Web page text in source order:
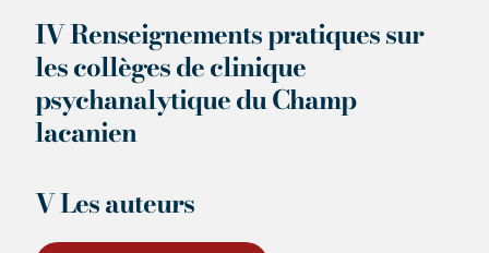
IV Renseignements pratiques sur
les collèges de clinique
psychanalytique du Champ
lacanien
V Les auteurs